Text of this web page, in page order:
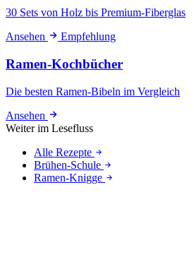
30 Sets von Holz bis Premium-Fiberglas
Ansehen
Empfehlung
Ramen-Kochbücher
Die besten Ramen-Bibeln im Vergleich
Ansehen
Weiter im Lesefluss
Alle Rezepte
Brühen-Schule
Ramen-Knigge